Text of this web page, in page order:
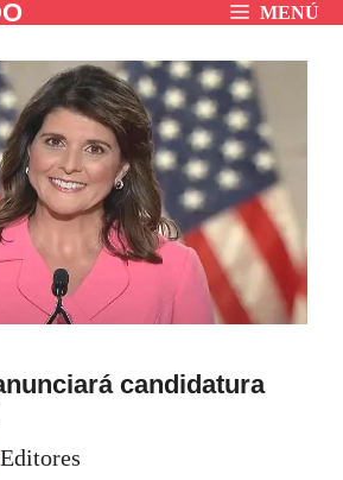
MENÚ
candidatura
Editores